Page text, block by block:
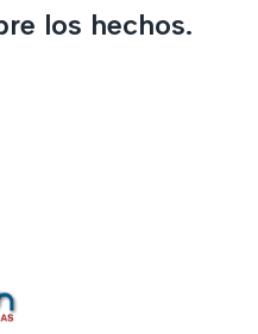
los hechos.